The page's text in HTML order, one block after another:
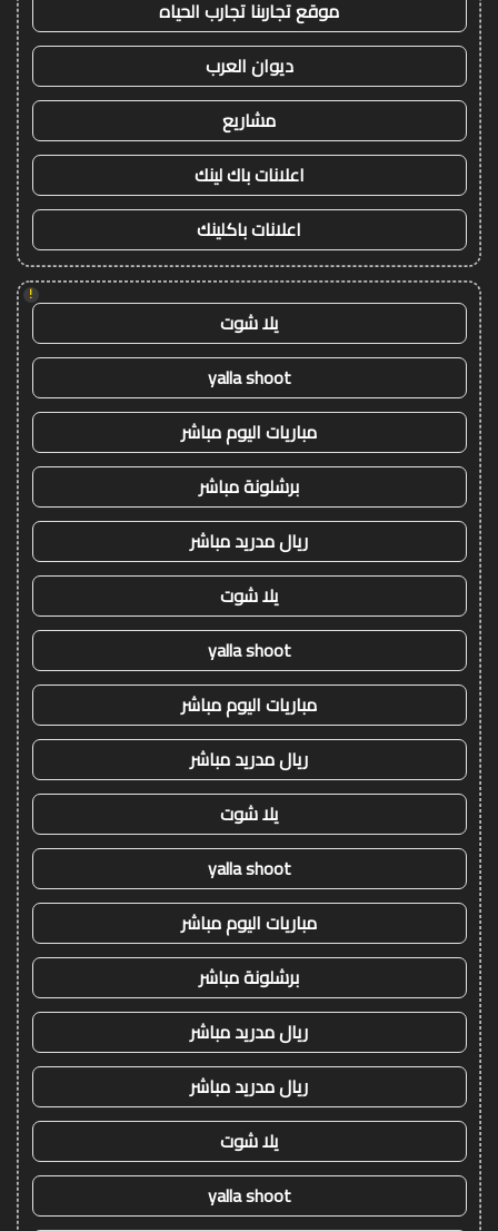
موقع تجاربنا تجارب الحياه
ديوان العرب
مشاريع
اعلانات باك لينك
اعلانات باكلينك
!
يلا شوت
yalla shoot
مباريات اليوم مباشر
برشلونة مباشر
ريال مدريد مباشر
يلا شوت
yalla shoot
مباريات اليوم مباشر
ريال مدريد مباشر
يلا شوت
yalla shoot
مباريات اليوم مباشر
برشلونة مباشر
ريال مدريد مباشر
ريال مدريد مباشر
يلا شوت
yalla shoot